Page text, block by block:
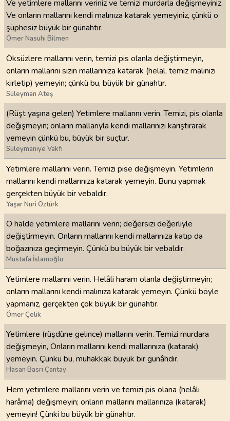
Ve yetimlere mallarını veriniz ve temizi murdarla değişmeyiniz.
Ve onların mallarını kendi malınıza katarak yemeyiniz, çünkü o
şüphesiz büyük bir günahtır.
Ömer Nasuhi Bilmen
Öksüzlere mallarını verin, temizi pis olanla değiştirmeyin,
onların mallarını sizin mallarınıza katarak (helal, temiz malınızı
kirletip) yemeyin; çünkü bu, büyük bir günahtır.
Süleyman Ateş
(Rüşt yaşına gelen) Yetimlere mallarını verin. Temizi, pis olanla
değişmeyin; onların mallarıyla kendi mallarınızı karıştırarak
yemeyin çünkü bu, büyük bir suçtur.
Süleymaniye Vakfı
Yetimlere mallarını verin. Temizi pise değişmeyin. Yetimlerin
mallarını kendi mallarınıza katarak yemeyin. Bunu yapmak
gerçekten büyük bir vebaldir.
Yaşar Nuri Öztürk
O halde yetimlere mallarını verin; değersizi değerliyle
değiştirmeyin. Onların mallarını kendi mallarınıza katıp da
boğazınıza geçirmeyin. Çünkü bu büyük bir vebaldir.
Mustafa İslamoğlu
Yetimlere mallarını verin. Helâli haram olanla değiştirmeyin;
onların mallarını kendi malınıza katarak yemeyin. Çünkü böyle
yapmanız, gerçekten çok büyük bir günahtır.
Ömer Çelik
Yetimlere (rüşdüne gelince) mallarını verin. Temizi murdara
değişmeyin, Onların mallarını kendi mallarınıza (katarak)
yemeyin. Çünkü bu, muhakkak büyük bir günâhdır.
Hasan Basri Çantay
Hem yetimlere mallarını verin ve temizi pis olana (helâli
harâma) değişmeyin; onların mallarını mallarınıza (katarak)
yemeyin! Çünki bu büyük bir günahtır.